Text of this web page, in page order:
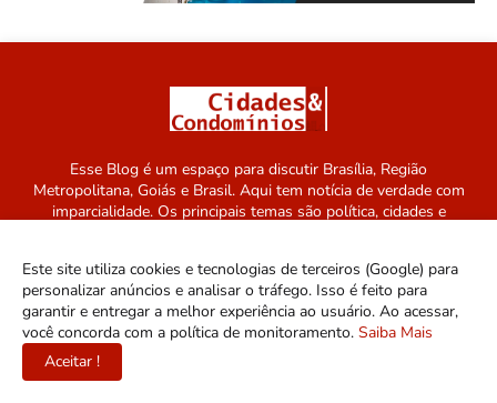
Esse Blog é um espaço para discutir Brasília, Região
Metropolitana, Goiás e Brasil. Aqui tem notícia de verdade com
imparcialidade. Os principais temas são política, cidades e
Este site utiliza cookies e tecnologias de terceiros (Google) para
personalizar anúncios e analisar o tráfego. Isso é feito para
garantir e entregar a melhor experiência ao usuário. Ao acessar,
você concorda com a política de monitoramento. Saiba Mais
Aceitar !